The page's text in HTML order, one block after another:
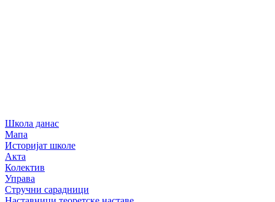
Школа данас
Мапа
Историјат школе
Акта
Колектив
Управа
Стручни сарадници